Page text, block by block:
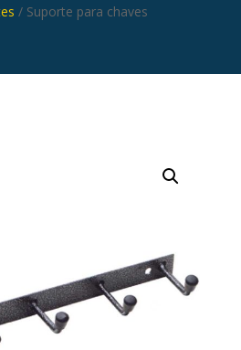
/ Suporte para chaves